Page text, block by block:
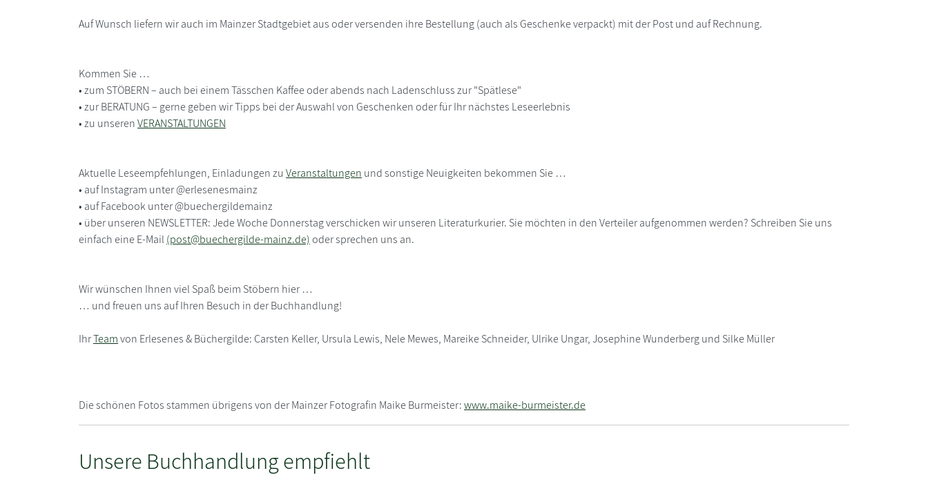
Auf Wunsch liefern wir auch im Mainzer Stadtgebiet aus oder versenden ihre Bestellung (auch als Geschenke verpackt) mit der Post und auf Rechnung.
Kommen Sie …
• zum STÖBERN – auch bei einem Tässchen Kaffee oder abends nach Ladenschluss zur "Spätlese"
• zur BERATUNG – gerne geben wir Tipps bei der Auswahl von Geschenken oder für Ihr nächstes Leseerlebnis
• zu unserenVERANSTALTUNGEN
Aktuelle Leseempfehlungen, Einladungen zu Veranstaltungen und sonstige Neuigkeiten bekommen Sie …
• auf Instagram unter @erlesenesmainz
• auf Facebook unter @buechergildemainz
• über unseren NEWSLETTER: Jede Woche Donnerstag verschicken wir unseren Literaturkurier. Sie möchten in den Verteiler aufgenommen werden? Schreiben Sie uns
einfach eine E-Mail (post@buechergilde-mainz.de)oder sprechen uns an.
Wir wünschen Ihnen viel Spaß beim Stöbern hier …
… und freuen uns auf Ihren Besuch in der Buchhandlung!
IhrTeamvon Erlesenes & Büchergilde: Carsten Keller, Ursula Lewis, Nele Mewes, Mareike Schneider, Ulrike Ungar, Josephine Wunderberg und Silke Müller
Die schönen Fotos stammen übrigens von der Mainzer Fotografin Maike Burmeister:www.maike-burmeister.de
Unsere Buchhandlung empfiehlt